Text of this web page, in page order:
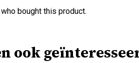
bought this product.
ook